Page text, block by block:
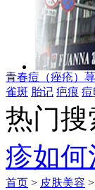
青春痘（痤疮）
雀斑 胎记 疤痕 痘
热门搜
疹如
首页 > 皮肤美容 >